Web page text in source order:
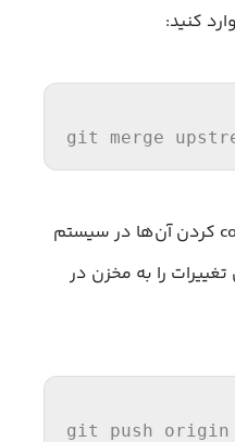
git merge
بعد از انجام تغییرات و commit کردن آن‌ها در سیستم
را به مخزن در
git push origin